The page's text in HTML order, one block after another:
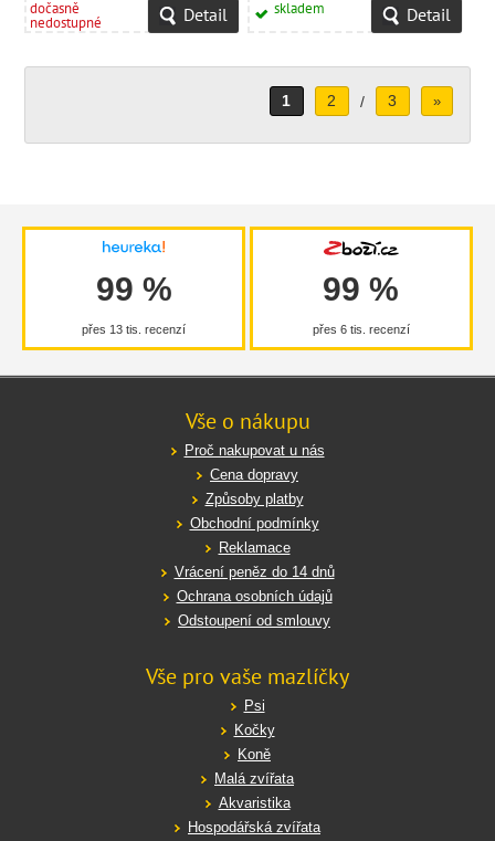
dočasně
nedostupné Detail skladem Detail
1 2 / 3 »
99 %
přes 13 tis. recenzí
99 %
přes 6 tis. recenzí
Vše o nákupu
Proč nakupovat u nás
Cena dopravy
Způsoby platby
Obchodní podmínky
Reklamace
Vrácení peněz do 14 dnů
Ochrana osobních údajů
Odstoupení od smlouvy
Vše pro vaše mazlíčky
Psi
Kočky
Koně
Malá zvířata
Akvaristika
Hospodářská zvířata